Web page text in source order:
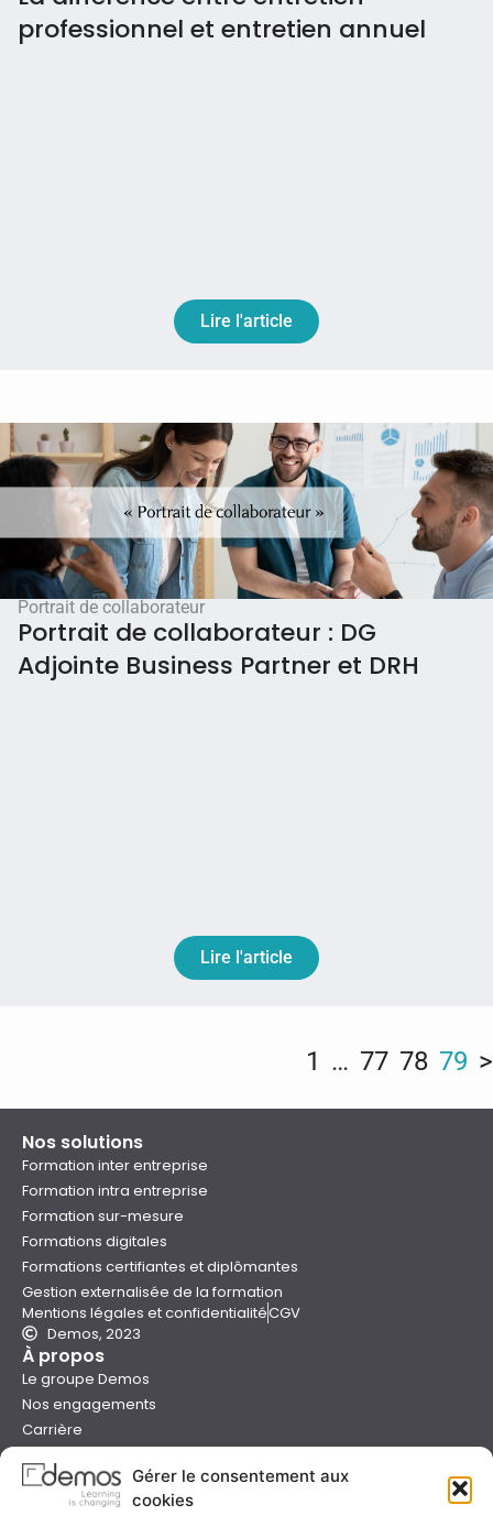
Gérer le consentement aux
cookies
professionnel et entretien annuel
Lire l'article
Portrait de collaborateur
Portrait de collaborateur : DG
Adjointe Business Partner et DRH
Lire l'article
1 … 77 78 79 >
Nos solutions
Formation inter entreprise
Formation intra entreprise
Formation sur-mesure
Formations digitales
Formations certifiantes et diplômantes
Gestion externalisée de la formation
Mentions légales et confidentialitéCGV
Demos, 2023
À propos
Le groupe Demos
Nos engagements
Carrière
Presse
Catalogues